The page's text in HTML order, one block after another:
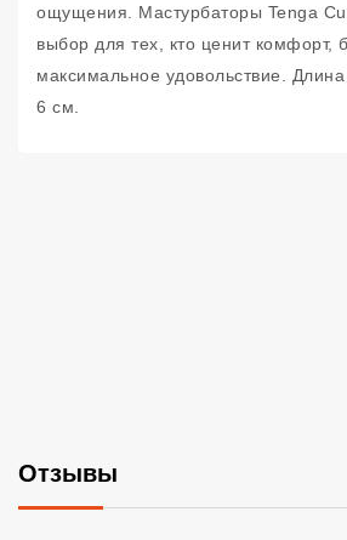
ощущения. Мастурбаторы Tenga
выбор для тех, кто ценит комфорт,
максимальное удовольствие.
6 см.
Отзывы